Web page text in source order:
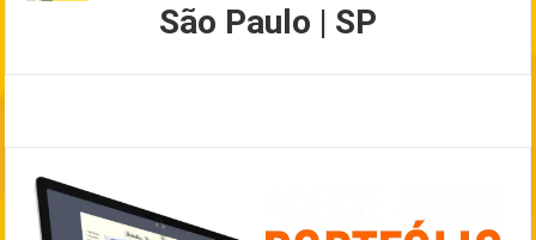
São Paulo | SP